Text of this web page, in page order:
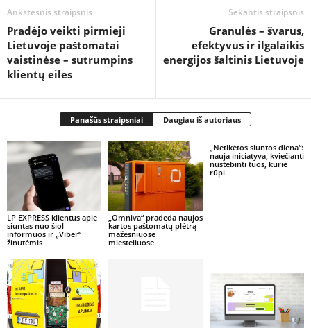
Ankstesnis straipsnis
Pradėjo veikti pirmieji
Lietuvoje paštomatai
vaistinėse – sutrumpins
klientų eiles
Sekantis straipsnis
Granulės – švarus,
efektyvus ir ilgalaikis
energijos šaltinis Lietuvoje
Panašūs straipsniai Daugiau iš autoriaus
LP EXPRESS klientus apie
siuntas nuo šiol
informuos ir „Viber“
žinutėmis
„Omniva“ pradeda naujos
kartos paštomatų plėtrą
mažesniuose
miesteliuose
„Netikėtos siuntos diena“:
nauja iniciatyva, kviečianti
nustebinti tuos, kurie
rūpi